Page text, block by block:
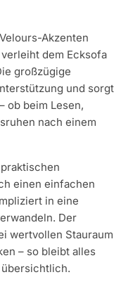
Akzenten
dem Ecksofa
großzügige
und sorgt
ob beim Lesen,
nach einem
einen einfachen
in eine
Der
wertvollen Stauraum
– so bleibt alles